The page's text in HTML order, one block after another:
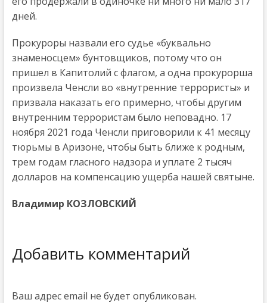
дней.
Прокуроры назвали его судье «буквально
знаменосцем» бунтовщиков, потому что он
пришел в Капитолий с флагом, а одна прокурорша
произвела Ченсли во «внутренние террористы» и
призвала наказать его примерно, чтобы другим
внутренним террористам было неповадно. 17
ноября 2021 года Ченсли приговорили к 41 месяцу
тюрьмы в Аризоне, чтобы быть ближе к родным,
трем годам гласного надзора и уплате 2 тысяч
долларов на компенсацию ущерба нашей святыне.
Владимир КОЗЛОВСКИЙ
Добавить комментарий
Ваш адрес email не будет опубликован.